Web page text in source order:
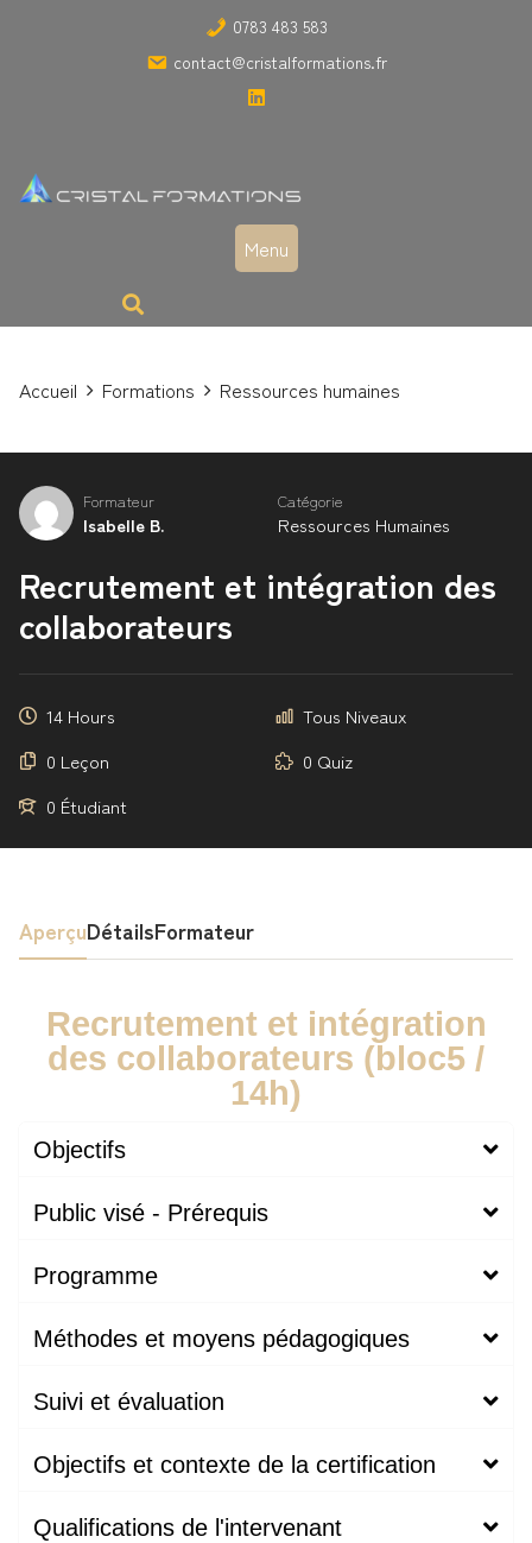
0783 483 583
contact@cristalformations.fr
Menu
Accueil Formations Ressources humaines
Formateur
Isabelle B.
Catégorie
Ressources Humaines
Recrutement et intégration des
collaborateurs
14 Hours
Tous Niveaux
0 Leçon
0 Quiz
0 Étudiant
AperçuDétailsFormateur
Recrutement et intégration
des collaborateurs (bloc5 /
14h)
Objectifs
Public visé - Prérequis
Programme
Méthodes et moyens pédagogiques
Suivi et évaluation
Objectifs et contexte de la certification
Qualifications de l'intervenant